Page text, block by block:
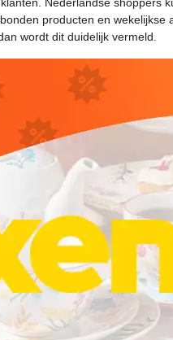
producten en
wordt dit duidelijk vermeld.